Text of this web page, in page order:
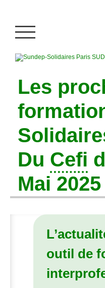
Les
Du Cefi
Mai 2025
outil de